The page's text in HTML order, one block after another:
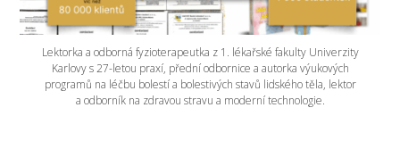
Lektorka a odborná fyzioterapeutka z 1. lékařské fakulty Univerzity
Karlovy s 27-letou praxí, přední odbornice a autorka výukových
programů na léčbu bolestí a bolestivých stavů lidského těla, lektor
a odborník na zdravou stravu a moderní technologie.